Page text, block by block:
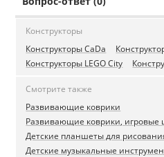
Конструкторы
Конструкторы CaDa
Конструкторы LEGO City
Смотрите также
Развивающие коврики
Развивающие коврики, игровые
Детские планшеты для
Детские музыкальные